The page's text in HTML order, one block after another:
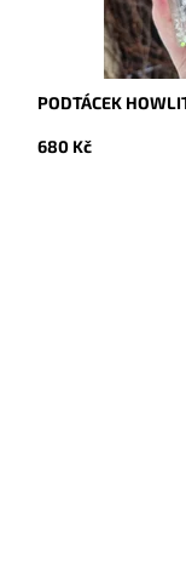
PODTÁCEK
680 Kč